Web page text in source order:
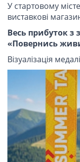
У стартовому
виставкові
Весь прибуток з
«Повернись
Візуалізація